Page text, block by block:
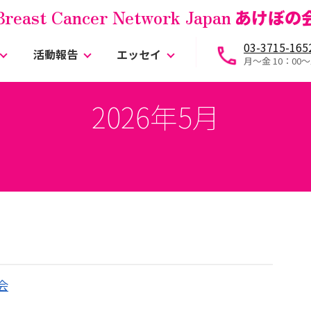
Cancer Network Japan あけぼの
活動報告 エッセイ 03-3715-
月～金 10：00
2026年5月